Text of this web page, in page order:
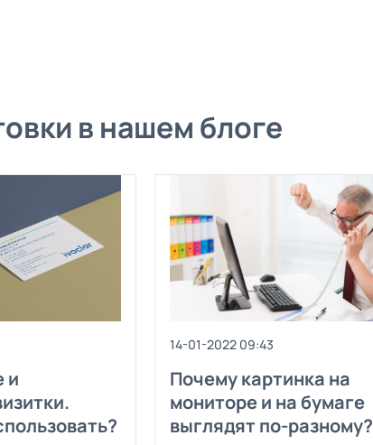
в нашем блоге
и
14-01-2022 09:43
Почему картинка на
мониторе и на бумаге
выглядят по-разному?